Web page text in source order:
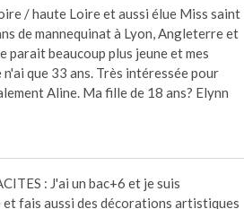
/ haute Loire et aussi élue Miss saint
de mannequinat à Lyon, Angleterre et
parait beaucoup plus jeune et mes
que 33 ans. Très intéressée pour
Aline. Ma fille de 18 ans? Elynn
: J'ai un bac+6 et je suis
fais aussi des décorations artistiques